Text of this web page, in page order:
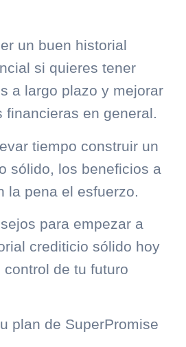
un buen historial
si quieres tener
a largo plazo y mejorar
financieras en general.
tiempo construir un
sólido, los beneficios a
la pena el esfuerzo.
para empezar a
crediticio sólido hoy
de tu futuro
plan de SuperPromise